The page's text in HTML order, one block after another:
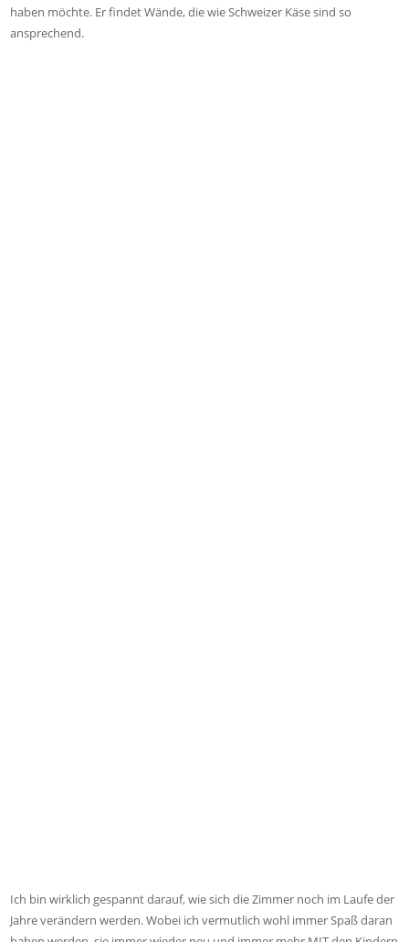
haben möchte. Er findet Wände, die wie Schweizer Käse sind so
ansprechend.
Ich bin wirklich gespannt darauf, wie sich die Zimmer noch im Laufe der
Jahre verändern werden. Wobei ich vermutlich wohl immer Spaß daran